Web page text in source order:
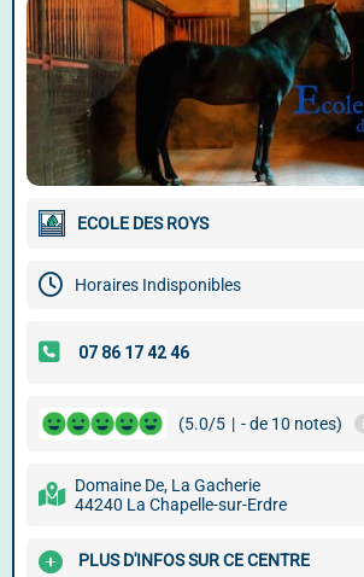
ECOLE DES ROYS
Horaires Indisponibles
(5.0/5 | - de 10 notes)
Domaine De, La Gacherie
44240 La Chapelle-sur-Erdre
PLUS D'INFOS SUR CE CENTRE